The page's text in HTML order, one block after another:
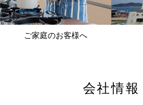
ご家庭のお客様へ
会社情報